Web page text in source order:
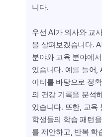
니다.
우선 AI가 의사와 교
을 살펴보겠습니다.
분야와 교육 분야에
있습니다. 예를 들어,
이터를 바탕으로 정
의 건강 기록을 분석
있습니다. 또한, 교육
학생들의 학습 패턴
를 제안하고, 반복 학